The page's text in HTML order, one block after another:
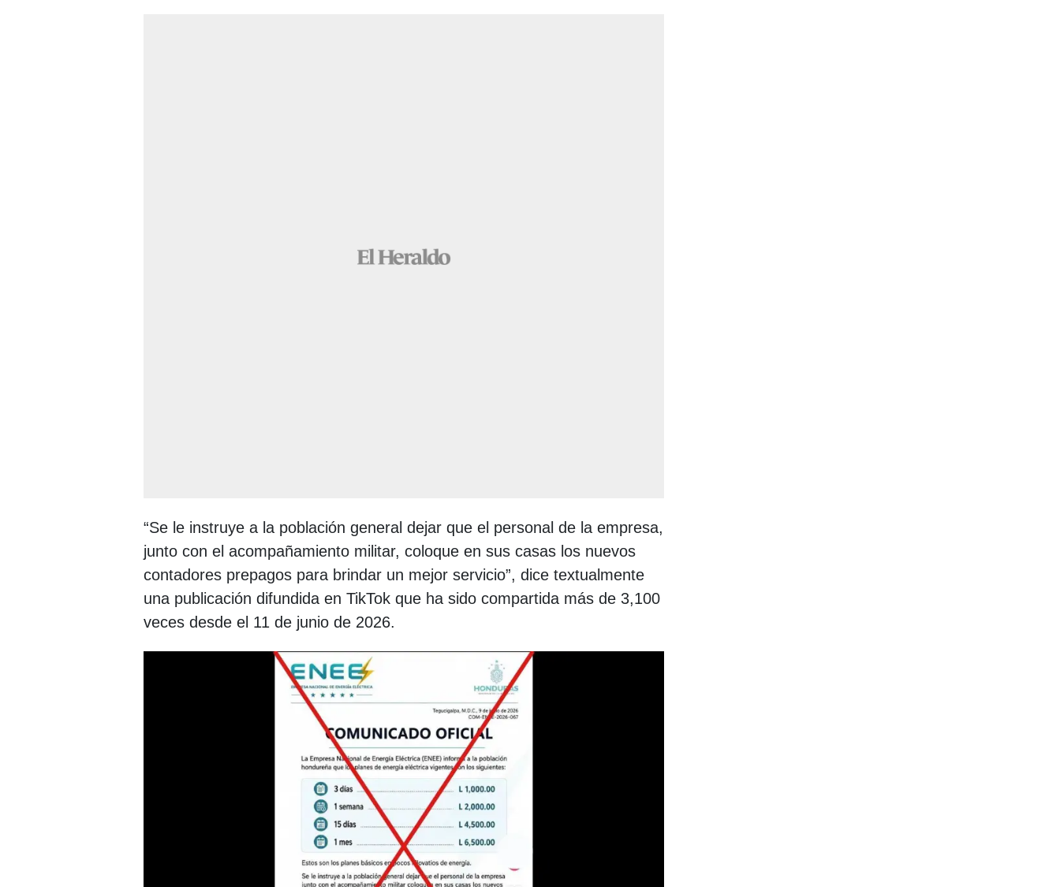
“Se le instruye a la población general dejar que el personal de la empresa,
junto con el acompañamiento militar, coloque en sus casas los nuevos
contadores prepagos para brindar un mejor servicio”, dice textualmente
una publicación difundida en TikTok que ha sido compartida más de 3,100
veces desde el 11 de junio de 2026.